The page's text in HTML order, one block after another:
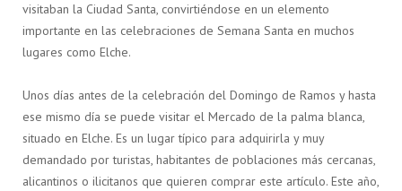
visitaban la Ciudad Santa, convirtiéndose en un elemento
importante en las celebraciones de Semana Santa en muchos
lugares como Elche.
Unos días antes de la celebración del Domingo de Ramos y hasta
ese mismo día se puede visitar el Mercado de la palma blanca,
situado en Elche. Es un lugar típico para adquirirla y muy
demandado por turistas, habitantes de poblaciones más cercanas,
alicantinos o ilicitanos que quieren comprar este artículo. Este año,